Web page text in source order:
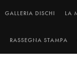
GALLERIA DISCHI LA
RASSEGNA STAMPA